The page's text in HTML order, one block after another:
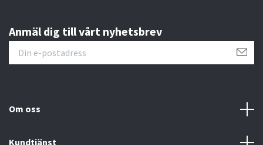
Anmäl dig till vårt nyhetsbrev
Om oss
Kundtjänst